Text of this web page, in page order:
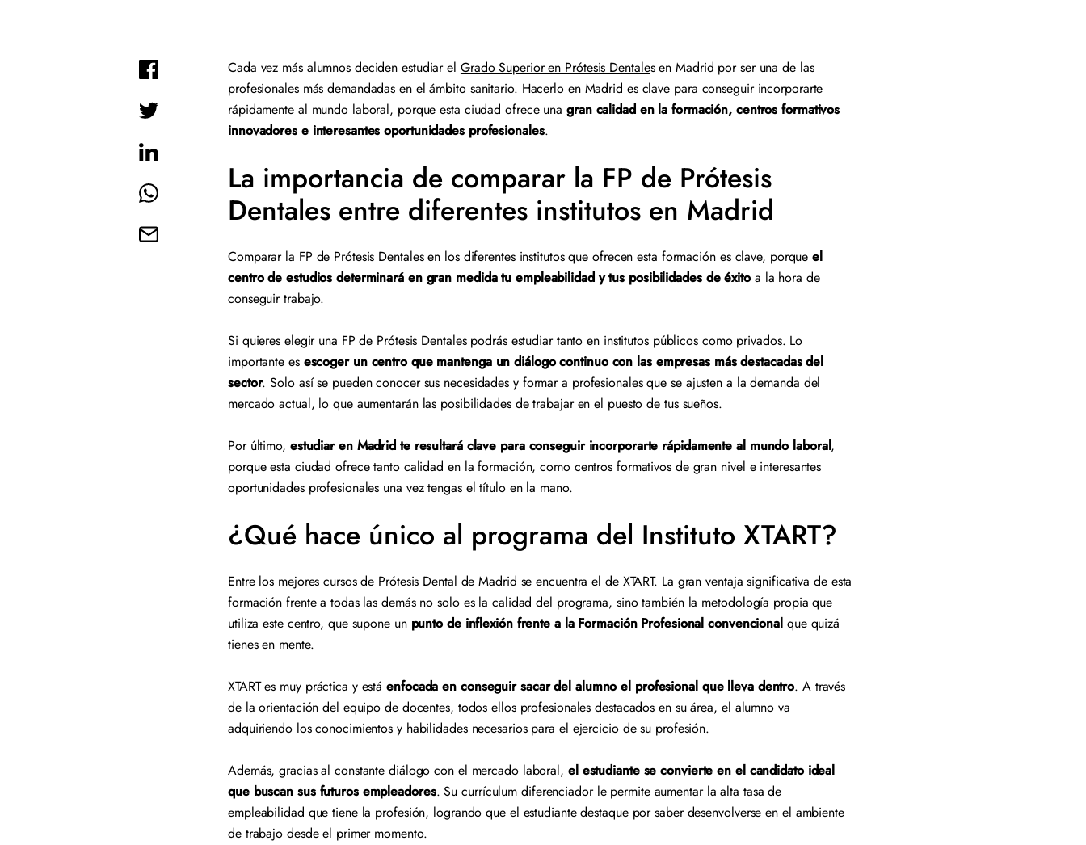
Cada vez más alumnos deciden estudiar el Grado Superior en Prótesis Dentales en Madrid por ser una de las
profesionales más demandadas en el ámbito sanitario. Hacerlo en Madrid es clave para conseguir incorporarte
rápidamente al mundo laboral, porque esta ciudad ofrece una gran calidad en la formación, centros formativos
innovadores e interesantes oportunidades profesionales.
La importancia de comparar la FP de Prótesis
Dentales entre diferentes institutos en Madrid
Comparar la FP de Prótesis Dentales en los diferentes institutos que ofrecen esta formación es clave, porqueel
centro de estudios determinará en gran medida tu empleabilidad y tus posibilidades de éxitoa la hora de
conseguir trabajo.
Si quieres elegir una FP de Prótesis Dentales podrás estudiar tanto en institutos públicos como privados. Lo
importante es escoger un centro que mantenga un diálogo continuo con las empresas más destacadas del
sector. Solo así se pueden conocer sus necesidades y formar a profesionales que se ajusten a la demanda del
mercado actual, lo que aumentarán las posibilidades de trabajar en el puesto de tus sueños.
Por último, estudiar en Madrid te resultará clave para conseguir incorporarte rápidamente al mundo laboral,
porque esta ciudad ofrece tanto calidad en la formación, como centros formativos de gran nivel e interesantes
oportunidades profesionales una vez tengas el título en la mano.
¿Qué hace único al programa del Instituto XTART?
Entre los mejores cursos de Prótesis Dental de Madrid se encuentra el de XTART. La gran ventaja significativa de esta
formación frente a todas las demás no solo es la calidad del programa, sino también la metodología propia que
utiliza este centro, que supone un punto de inflexión frente a la Formación Profesional convencional que quizá
tienes en mente.
XTART es muy práctica y estáenfocada en conseguir sacar del alumno el profesional que lleva dentro. A través
de la orientación del equipo de docentes, todos ellos profesionales destacados en su área, el alumno va
adquiriendo los conocimientos y habilidades necesarios para el ejercicio de su profesión.
Además, gracias al constante diálogo con el mercado laboral, el estudiante se convierte en el candidato ideal
que buscan sus futuros empleadores. Su currículum diferenciador le permite aumentar la alta tasa de
empleabilidad que tiene la profesión, logrando que el estudiante destaque por saber desenvolverse en el ambiente
de trabajo desde el primer momento.